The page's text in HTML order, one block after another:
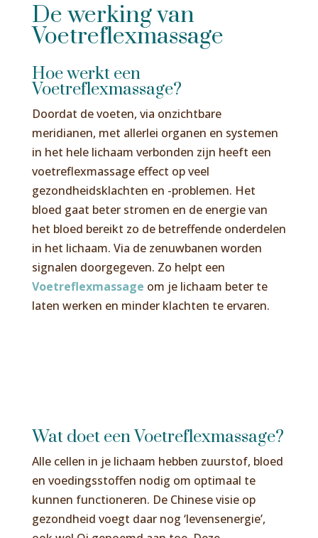
De werking van
Voetreflexmassage
Hoe werkt een
Voetreflexmassage?
Doordat de voeten, via onzichtbare
meridianen, met allerlei organen en systemen
in het hele lichaam verbonden zijn heeft een
voetreflexmassage effect op veel
gezondheidsklachten en -problemen. Het
bloed gaat beter stromen en de energie van
het bloed bereikt zo de betreffende onderdelen
in het lichaam. Via de zenuwbanen worden
signalen doorgegeven. Zo helpt een
Voetreflexmassage om je lichaam beter te
laten werken en minder klachten te ervaren.
Wat doet een Voetreflexmassage?
Alle cellen in je lichaam hebben zuurstof, bloed
en voedingsstoffen nodig om optimaal te
kunnen functioneren. De Chinese visie op
gezondheid voegt daar nog ‘levensenergie’,